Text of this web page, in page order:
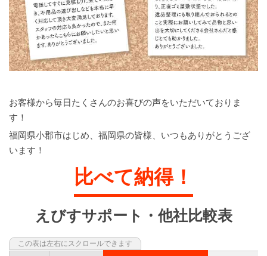
お客様から毎日たくさんのお喜びの声をいただいておりま
す！
福岡県小郡市はじめ、福岡県の皆様、いつもありがとうござ
います！
比べて納得！
えびすサポート・他社比較表